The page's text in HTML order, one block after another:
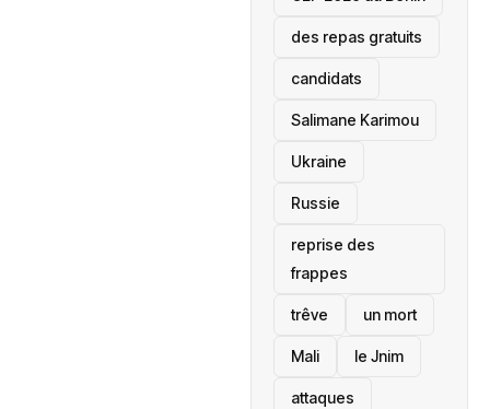
des repas gratuits
candidats
Salimane Karimou
Ukraine
Russie
reprise des
frappes
trêve un mort
Mali le Jnim
attaques